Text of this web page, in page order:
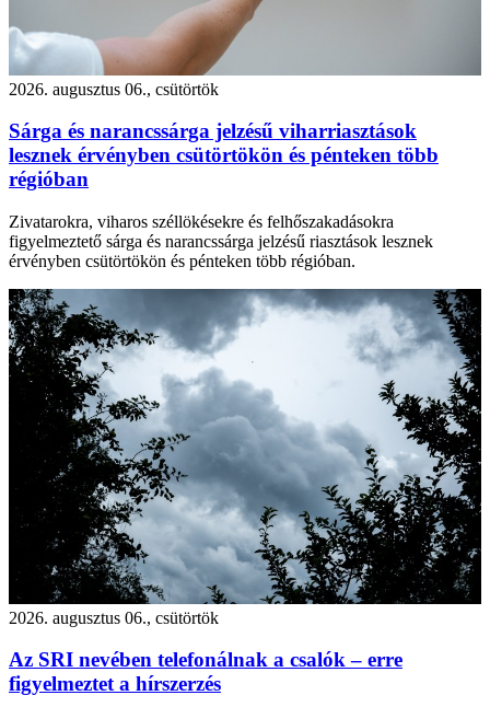
2026. augusztus 06., csütörtök
Sárga és narancssárga jelzésű viharriasztások
lesznek érvényben csütörtökön és pénteken több
régióban
Zivatarokra, viharos széllökésekre és felhőszakadásokra
figyelmeztető sárga és narancssárga jelzésű riasztások lesznek
érvényben csütörtökön és pénteken több régióban.
2026. augusztus 06., csütörtök
Az SRI nevében telefonálnak a csalók – erre
figyelmeztet a hírszerzés